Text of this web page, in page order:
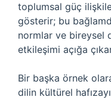
toplumsal güç
gösterir; bu
normlar ve bireysel
etkileşimi açığa
Bir başka örnek
dilin kültürel